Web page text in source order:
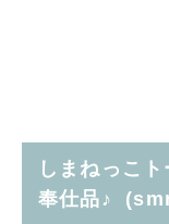
しまねっこ
奉仕品♪